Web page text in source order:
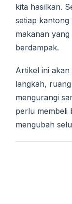
kita hasilkan.
setiap kantong
makanan
berdampak.
Artikel ini
langkah,
mengurangi
perlu membeli
mengubah